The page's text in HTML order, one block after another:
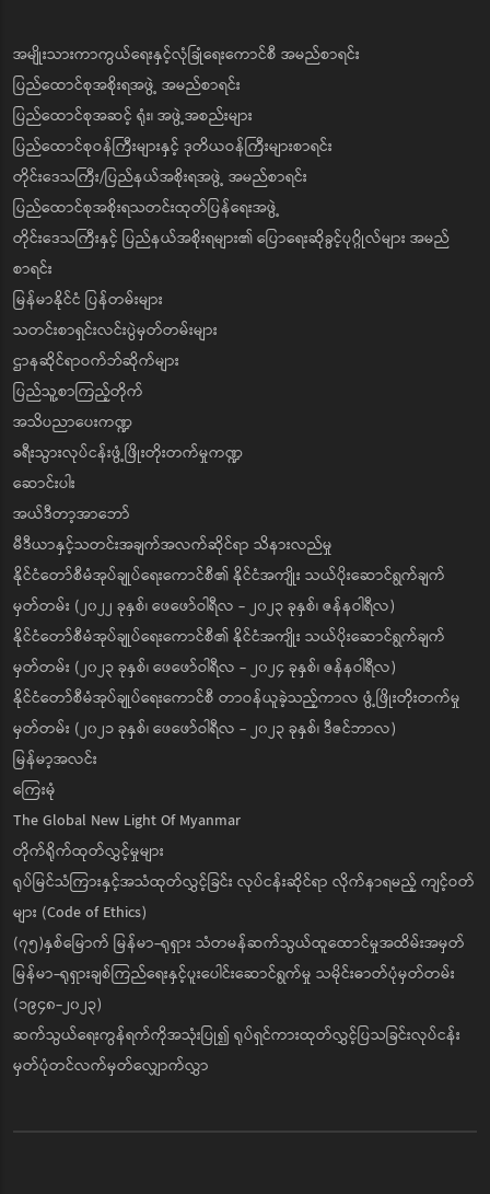
အမျိုးသားကာကွယ်ရေးနှင့်လုံခြုံရေးကောင်စီ အမည်စာရင်း
ပြည်ထောင်စုအစိုးရအဖွဲ့ အမည်စာရင်း
ပြည်ထောင်စုအဆင့် ရုံး၊ အဖွဲ့အစည်းများ
ပြည်ထောင်စုဝန်ကြီးများနှင့် ဒုတိယဝန်ကြီးများစာရင်း
တိုင်းဒေသကြီး/ပြည်နယ်အစိုးရအဖွဲ့ အမည်စာရင်း
ပြည်ထောင်စုအစိုးရသတင်းထုတ်ပြန်ရေးအဖွဲ့
တိုင်းဒေသကြီးနှင့် ပြည်နယ်အစိုးရများ၏ ပြောရေးဆိုခွင့်ပုဂ္ဂိုလ်များ အမည်
စာရင်း
မြန်မာနိုင်ငံ ပြန်တမ်းများ
သတင်းစာရှင်းလင်းပွဲမှတ်တမ်းများ
ဌာနဆိုင်ရာဝက်ဘ်ဆိုက်များ
ပြည်သူ့စာကြည့်တိုက်
အသိပညာပေးကဏ္ဍ
ခရီးသွားလုပ်ငန်းဖွံ့ဖြိုးတိုးတက်မှုကဏ္ဍ
ဆောင်းပါး
အယ်ဒီတာ့အာဘော်
မီဒီယာနှင့်သတင်းအချက်အလက်ဆိုင်ရာ သိနားလည်မှု
နိုင်ငံတော်စီမံအုပ်ချုပ်ရေးကောင်စီ၏ နိုင်ငံအကျိုး သယ်ပိုးဆောင်ရွက်ချက်
မှတ်တမ်း (၂၀၂၂ ခုနှစ်၊ ဖေဖော်ဝါရီလ - ၂၀၂၃ ခုနှစ်၊ ဇန်နဝါရီလ)
နိုင်ငံတော်စီမံအုပ်ချုပ်ရေးကောင်စီ၏ နိုင်ငံအကျိုး သယ်ပိုးဆောင်ရွက်ချက်
မှတ်တမ်း (၂၀၂၃ ခုနှစ်၊ ဖေဖော်ဝါရီလ - ၂၀၂၄ ခုနှစ်၊ ဇန်နဝါရီလ)
နိုင်ငံတော်စီမံအုပ်ချုပ်ရေးကောင်စီ တာဝန်ယူခဲ့သည့်ကာလ ဖွံ့ဖြိုးတိုးတက်မှု
မှတ်တမ်း (၂၀၂၁ ခုနှစ်၊ ဖေဖော်ဝါရီလ - ၂၀၂၃ ခုနှစ်၊ ဒီဇင်ဘာလ)
မြန်မာ့အလင်း
ကြေးမုံ
The Global New Light Of Myanmar
တိုက်ရိုက်ထုတ်လွှင့်မှုများ
ရုပ်မြင်သံကြားနှင့်အသံထုတ်လွှင့်ခြင်း လုပ်ငန်းဆိုင်ရာ လိုက်နာရမည့် ကျင့်ဝတ်
များ (Code of Ethics)
(၇၅)နှစ်မြောက် မြန်မာ-ရုရှား သံတမန်ဆက်သွယ်ထူထောင်မှုအထိမ်းအမှတ်
မြန်မာ-ရုရှားချစ်ကြည်ရေးနှင့်ပူးပေါင်းဆောင်ရွက်မှု သမိုင်းဓာတ်ပုံမှတ်တမ်း
(၁၉၄၈-၂၀၂၃)
ဆက်သွယ်ရေးကွန်ရက်ကိုအသုံးပြု၍ ရုပ်ရှင်ကားထုတ်လွှင့်ပြသခြင်းလုပ်ငန်း
မှတ်ပုံတင်လက်မှတ်လျှောက်လွှာ